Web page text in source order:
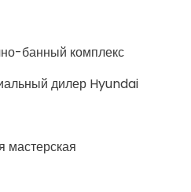
банный комплекс
дилер Hyundai
мастерская